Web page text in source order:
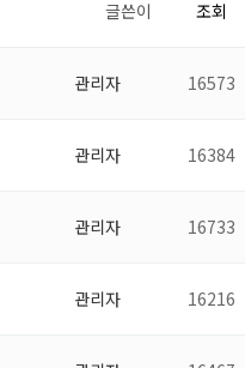
글쓴이 조회
관리자 16573
관리자 16384
관리자 16733
관리자 16216